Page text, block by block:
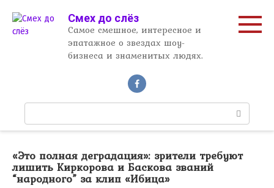
контенту
Смех до слёз
Самое смешное, интересное и
эпатажное о звездах шоу-
бизнеса и знаменитых людях.
о
и
к
:
«Это полная деградация»: зрители требуют
лишить Киркорова и Баскова званий
“народного” за клип «Ибица»